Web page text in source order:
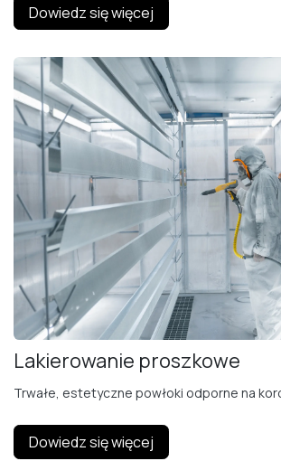
Dowiedz się więcej
Lakierowanie proszkowe
Trwałe, estetyczne powłoki odporne na
Dowiedz się więcej